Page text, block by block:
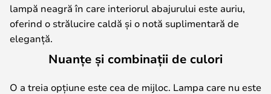
lampă neagră în care interiorul abajurului este auriu,
oferind o strălucire caldă și o notă suplimentară de
eleganță.
Nuanțe și combinații de culori
O a treia opțiune este cea de mijloc. Lampa care nu este